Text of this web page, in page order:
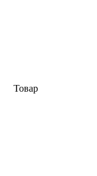
Товар